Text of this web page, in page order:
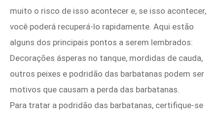
muito o risco de isso acontecer e, se isso acontecer,
você poderá recuperá-lo rapidamente. Aqui estão
alguns dos principais pontos a serem lembrados:
Decorações ásperas no tanque, mordidas de cauda, ​​
outros peixes e podridão das barbatanas podem ser
motivos que causam a perda das barbatanas.
Para tratar a podridão das barbatanas, certifique-se